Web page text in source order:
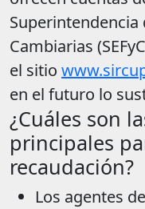
Superintendencia
Cambiarias
el sitio
en el futuro lo
¿Cuáles son
principales
recaudación?
Los agentes